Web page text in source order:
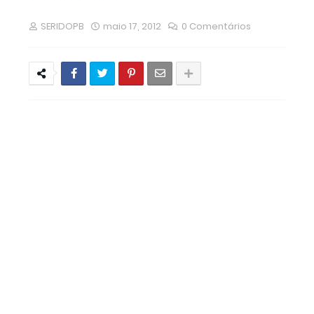
Como Reconstruir a Confiança Depois de
Concurso: prefeitura de Campina Grande
deve divulgar novo edital em abril
SERIDOPB maio 17, 2012 0 Comentários